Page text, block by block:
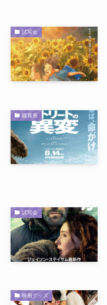
試写会
鑑賞券
試写会
映画グッズ